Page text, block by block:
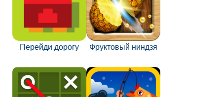
Перейди дорогу Фруктовый ниндзя